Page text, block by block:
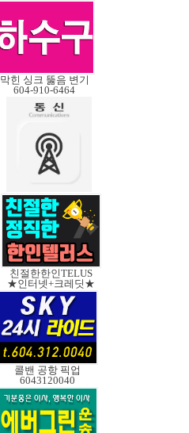
막힌 싱크 뚫음 변기
604-910-6464
친절한한인TELUS
★인터넷+크레딧★
콜밴 공항 픽업
6043120040